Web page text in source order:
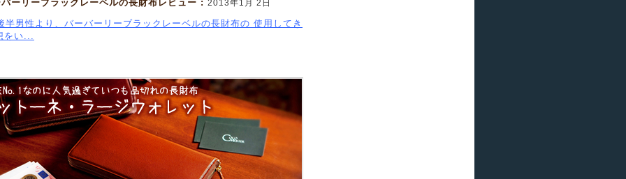
ーリーブラックレーベルの長財布レビュー : 2013年1月 2日
半男性より、バーバーリーブラックレーベルの長財布の 使用してき
をい...